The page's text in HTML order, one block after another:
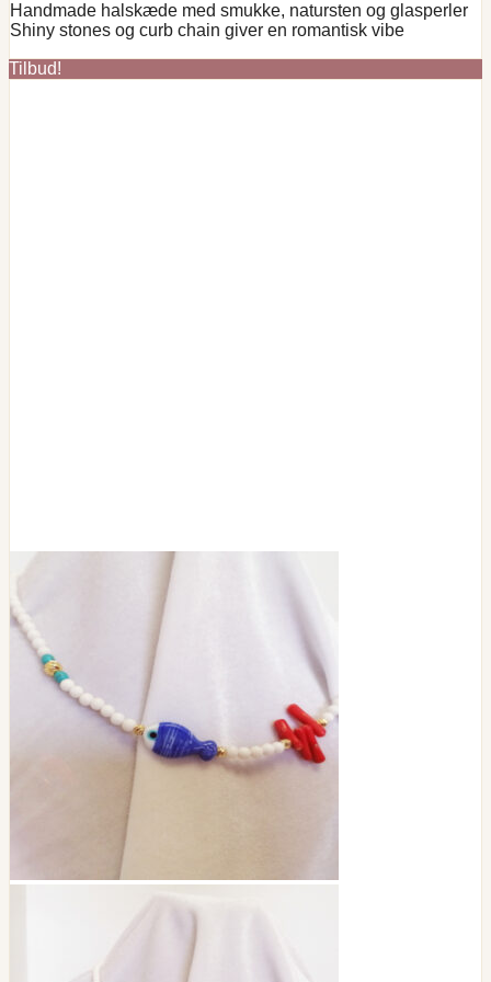
pris
var:
pris
er:
Handmade halskæde med smukke, natursten og glasperler
Shiny stones og curb chain giver en romantisk vibe
Tilbud!